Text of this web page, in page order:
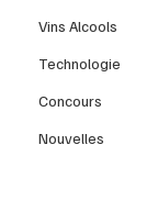
Vins Alcools
Technologie
Concours
Nouvelles